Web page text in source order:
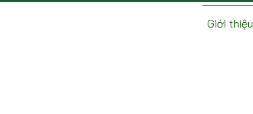
Giới thiệu